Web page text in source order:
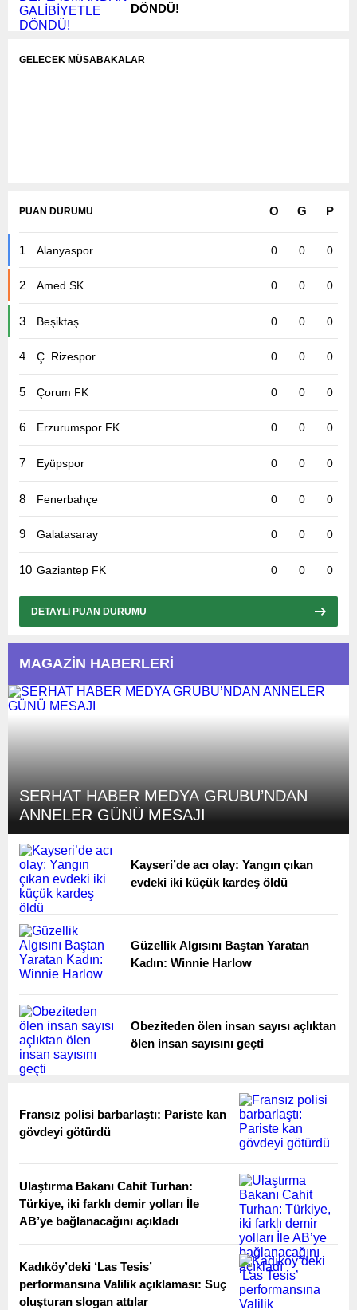
DÖNDÜ!
GELECEK MÜSABAKALAR
PUAN DURUMU O G P
1 Alanyaspor 0 0 0
2 Amed SK 0 0 0
3 Beşiktaş 0 0 0
4 Ç. Rizespor 0 0 0
5 Çorum FK 0 0 0
6 Erzurumspor FK 0 0 0
7 Eyüpspor 0 0 0
8 Fenerbahçe 0 0 0
9 Galatasaray 0 0 0
10 Gaziantep FK 0 0 0
DETAYLI PUAN DURUMU
MAGAZİN HABERLERİ
SERHAT HABER MEDYA GRUBU’NDAN
ANNELER GÜNÜ MESAJI
Kayseri’de acı olay: Yangın çıkan
evdeki iki küçük kardeş öldü
Güzellik Algısını Baştan Yaratan
Kadın: Winnie Harlow
Obeziteden ölen insan sayısı açlıktan
ölen insan sayısını geçti
Fransız polisi barbarlaştı: Pariste kan
gövdeyi götürdü
Ulaştırma Bakanı Cahit Turhan:
Türkiye, iki farklı demir yolları İle
AB’ye bağlanacağını açıkladı
Kadıköy’deki ‘Las Tesis’
performansına Valilik açıklaması: Suç
oluşturan slogan attılar